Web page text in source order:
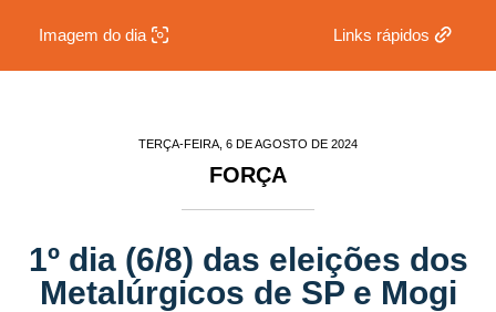
Imagem do dia Links rápidos
TERÇA-FEIRA, 6 DE AGOSTO DE 2024
FORÇA
1º dia (6/8) das eleições dos
Metalúrgicos de SP e Mogi